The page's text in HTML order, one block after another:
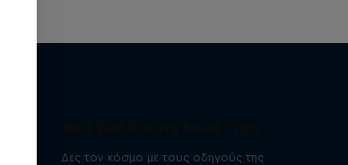
Δες τον κόσμο με τους οδηγούς της